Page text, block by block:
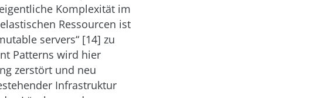
Komplexität im
Ressourcen ist
servers“ [14] zu
Patterns wird hier
zerstört und neu
Infrastruktur